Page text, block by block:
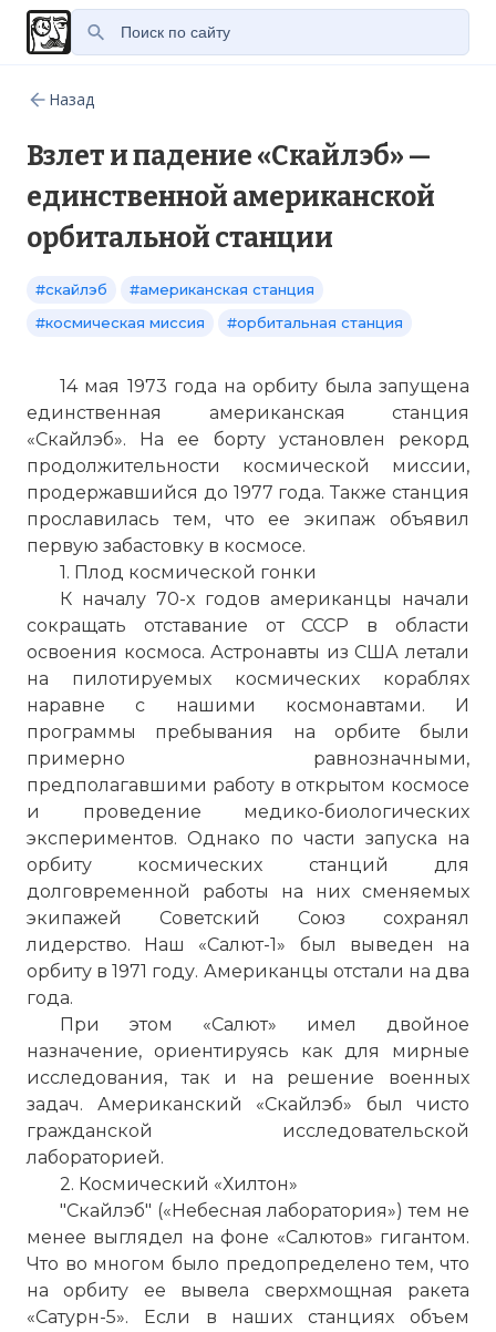
Назад
Взлет и падение «Скайлэб» —
единственной американской
орбитальной станции
#скайлэб
#американская станция
#космическая миссия
#орбитальная станция
14 мая 1973 года на орбиту была запущена
единственная американская станция
«Скайлэб». На ее борту установлен рекорд
продолжительности космической миссии,
продержавшийся до 1977 года. Также станция
прославилась тем, что ее экипаж объявил
первую забастовку в космосе.
1. Плод космической гонки
К началу 70-х годов американцы начали
сокращать отставание от СССР в области
освоения космоса. Астронавты из США летали
на пилотируемых космических кораблях
наравне с нашими космонавтами. И
программы пребывания на орбите были
примерно равнозначными,
предполагавшими работу в открытом космосе
и проведение медико-биологических
экспериментов. Однако по части запуска на
орбиту космических станций для
долговременной работы на них сменяемых
экипажей Советский Союз сохранял
лидерство. Наш «Салют-1» был выведен на
орбиту в 1971 году. Американцы отстали на два
года.
При этом «Салют» имел двойное
назначение, ориентируясь как для мирные
исследования, так и на решение военных
задач. Американский «Скайлэб» был чисто
гражданской исследовательской
лабораторией.
2. Космический «Хилтон»
"Скайлэб" («Небесная лаборатория») тем не
менее выглядел на фоне «Салютов» гигантом.
Что во многом было предопределено тем, что
на орбиту ее вывела сверхмощная ракета
«Сатурн-5». Если в наших станциях объем